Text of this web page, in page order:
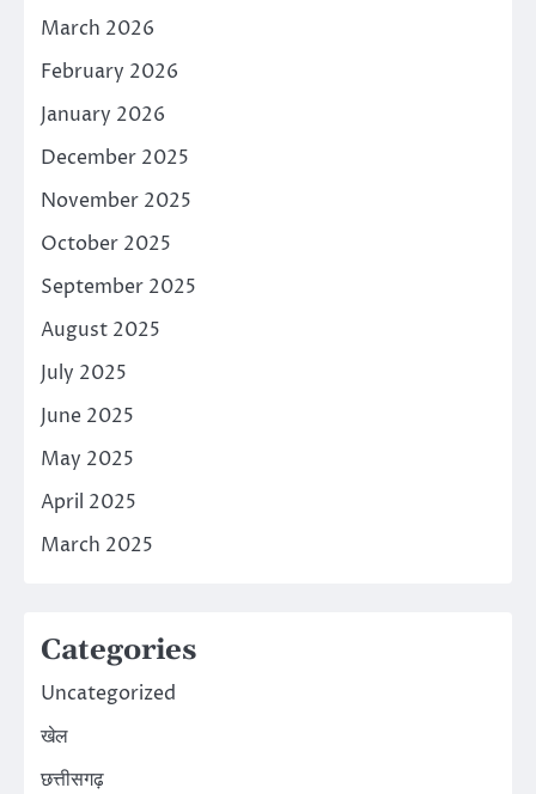
March 2026
February 2026
January 2026
December 2025
November 2025
October 2025
September 2025
August 2025
July 2025
June 2025
May 2025
April 2025
March 2025
Categories
Uncategorized
खेल
छत्तीसगढ़